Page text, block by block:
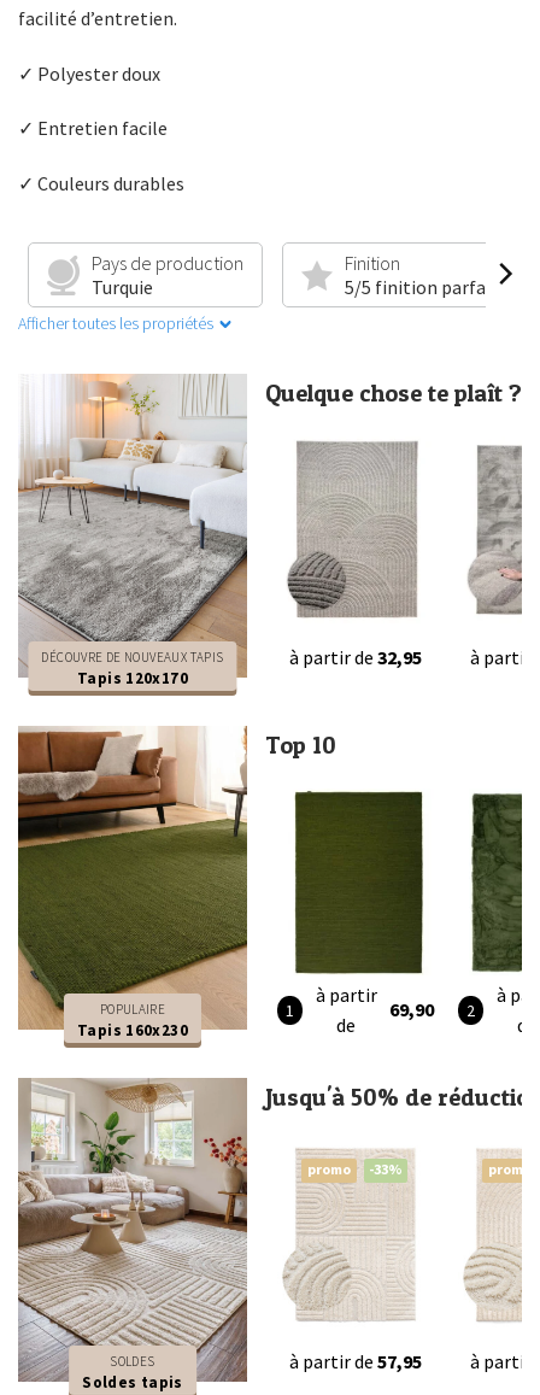
facilité d’entretien.
✓ Polyester doux
✓ Entretien facile
✓ Couleurs durables
Pays de production
Turquie
Finition
5/5 finition parfaite
Afficher toutes les propriétés
DÉCOUVRE DE NOUVEAUX TAPIS
Tapis 120x170
Quelque chose te plaît ?
à partir de 32,95 à partir
POPULAIRE
Tapis 160x230
Top 10
à partir
de
69,90
à
de
SOLDES
Soldes tapis
Jusqu'à 50% de
promo -33%
à partir de 57,95
promo
à partir